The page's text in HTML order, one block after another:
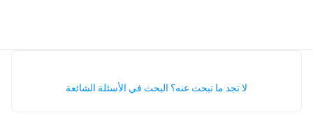
لا تجد ما تبحث عنه؟ البحث في الأسئلة الشائعة